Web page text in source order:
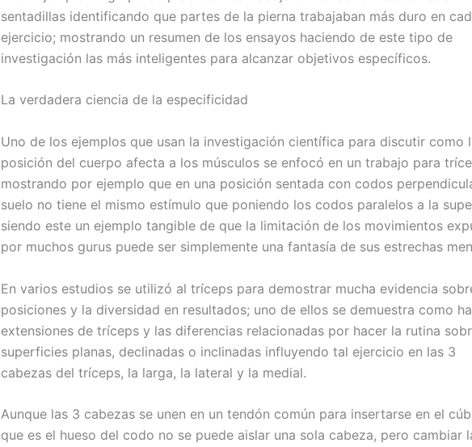
sentadillas identificando que partes de la pierna trabajaban más duro en
ejercicio; mostrando un resumen de los ensayos haciendo de este tipo de
investigación las más inteligentes para alcanzar objetivos específicos.
La verdadera ciencia de la especificidad
Uno de los ejemplos que usan la investigación científica para discutir como
posición del cuerpo afecta a los músculos se enfocó en un trabajo para
mostrando por ejemplo que en una posición sentada con codos
suelo no tiene el mismo estímulo que poniendo los codos paralelos a la
siendo este un ejemplo tangible de que la limitación de los movimientos
por muchos gurus puede ser simplemente una fantasía de sus estrechas
En varios estudios se utilizó al tríceps para demostrar mucha evidencia
posiciones y la diversidad en resultados; uno de ellos se demuestra como
extensiones de tríceps y las diferencias relacionadas por hacer la rutina
superficies planas, declinadas o inclinadas influyendo tal ejercicio en las 3
cabezas del tríceps, la larga, la lateral y la medial.
Aunque las 3 cabezas se unen en un tendón común para insertarse en el
que es el hueso del codo no se puede aislar una sola cabeza, pero cambiar